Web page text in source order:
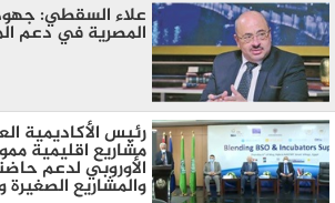
علاء السقطي:
المصرية في دعم
مشاريع اقليمية
الأوروبي لدعم
والمشاريع